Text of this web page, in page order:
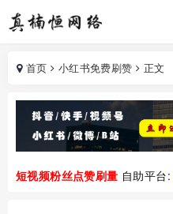
首页 小红书免费刷赞 正文
短视频粉丝点赞刷量 自助平台: